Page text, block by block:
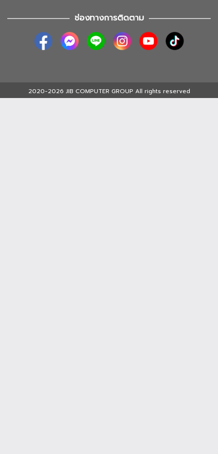
ช่องทางการติดตาม
2020-2026 JIB COMPUTER GROUP All rights reserved